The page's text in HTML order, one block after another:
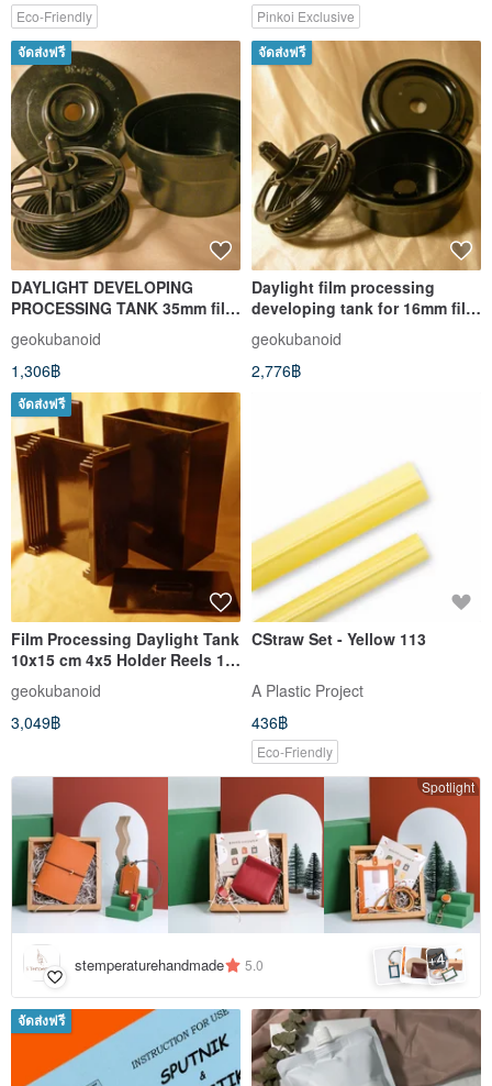
Eco-Friendly Pinkoi Exclusive
จัดส่งฟรี
DAYLIGHT DEVELOPING
PROCESSING TANK 35mm film
135 single spiral bakelite
USSR
geokubanoid
1,306฿
จัดส่งฟรี
Daylight film processing
developing tank for 16mm film
Kiev Minolta Vega Narciss
geokubanoid
2,776฿
จัดส่งฟรี
Film Processing Daylight Tank
10x15 cm 4x5 Holder Reels 10
Shits RARE
geokubanoid
3,049฿
CStraw Set - Yellow 113
A Plastic Project
436฿
Eco-Friendly
Spotlight
stemperaturehandmade 5.0 +4
จัดส่งฟรี